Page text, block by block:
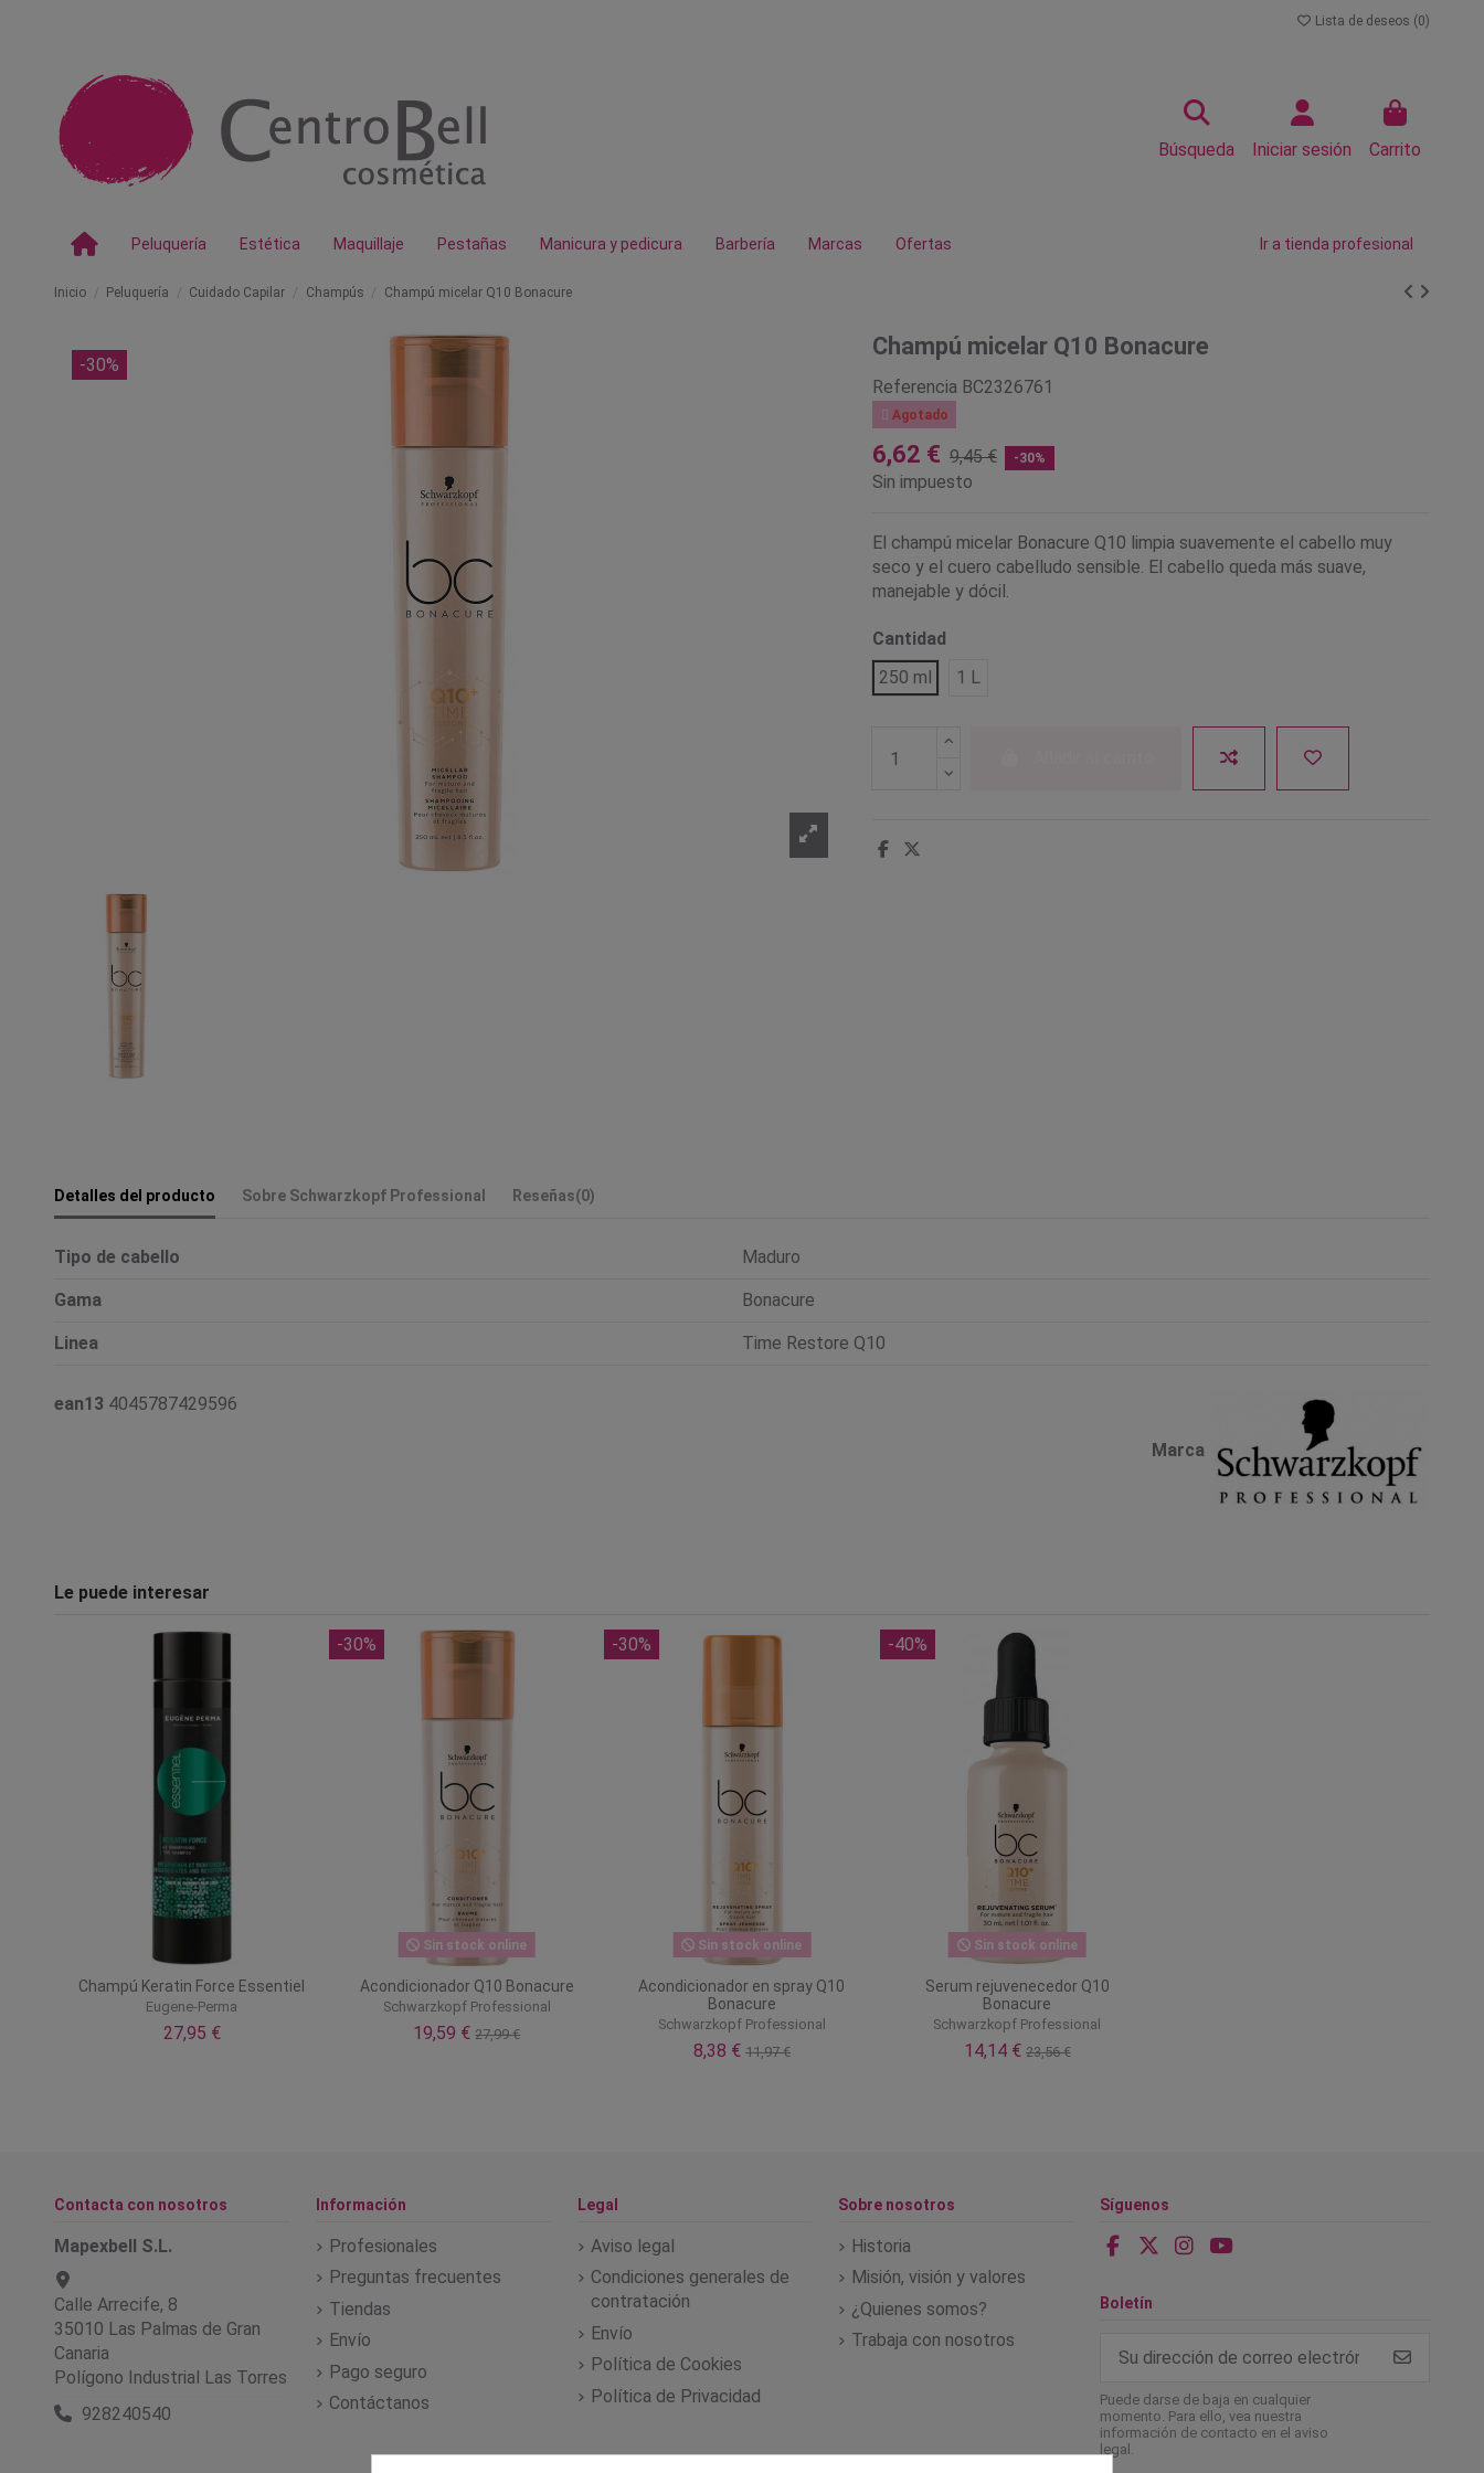
Lista de deseos (0)
Búsqueda Iniciar sesión Carrito
Peluquería Estética Maquillaje Pestañas Manicura y pedicura Barbería Marcas Ofertas Ir a tienda profesional
Inicio Peluquería Cuidado Capilar Champús Champú micelar Q10 Bonacure
-30%
Champú micelar Q10 Bonacure
Referencia BC2326761
Agotado
6,62 € 9,45 € -30%
Sin impuesto
El champú micelar Bonacure Q10 limpia suavemente el cabello muy
seco y el cuero cabelludo sensible. El cabello queda más suave,
manejable y dócil.
Cantidad
250 ml
1 L
Detalles del producto Sobre Schwarzkopf Professional Reseñas(0)
Tipo de cabello Maduro
Gama Bonacure
Linea Time Restore Q10
Marca
ean13 4045787429596
Le puede interesar
Champú Keratin Force Essentiel
Eugene-Perma
27,95 €
-30%
Sin stock online
Acondicionador Q10 Bonacure
Schwarzkopf Professional
19,59 €27,99 €
-30%
Sin stock online
Acondicionador en spray Q10
Bonacure
Schwarzkopf Professional
8,38 € 11,97 €
-40%
Sin stock online
Serum rejuvenecedor Q10
Bonacure
Schwarzkopf Professional
14,14 € 23,56 €
Contacta con nosotros
Mapexbell S.L.
Calle Arrecife, 8
35010 Las Palmas de Gran
Canaria
Polígono Industrial Las Torres
928240540
Información
Profesionales
Preguntas frecuentes
Tiendas
Envío
Pago seguro
Contáctanos
Legal
Aviso legal
Condiciones generales de
contratación
Envío
Política de Cookies
Política de Privacidad
Sobre nosotros
Historia
Misión, visión y valores
¿Quienes somos?
Trabaja con nosotros
Síguenos
Boletín
Puede darse de baja en cualquier
momento. Para ello, vea nuestra
información de contacto en el aviso
legal.